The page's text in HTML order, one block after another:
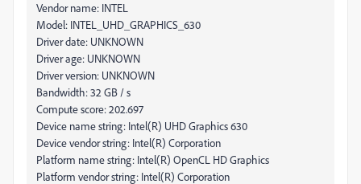
Vendor name: INTEL
Model: INTEL_UHD_GRAPHICS_630
Driver date: UNKNOWN
Driver age: UNKNOWN
Driver version: UNKNOWN
Bandwidth: 32 GB / s
Compute score: 202.697
Device name string: Intel(R) UHD Graphics 630
Device vendor string: Intel(R) Corporation
Platform name string: Intel(R) OpenCL HD Graphics
Platform vendor string: Intel(R) Corporation